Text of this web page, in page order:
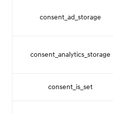
consent_ad_storage
consent_analytics_storage
consent_is_set